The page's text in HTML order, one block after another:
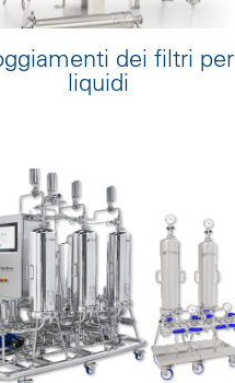
dei filtri per
liquidi